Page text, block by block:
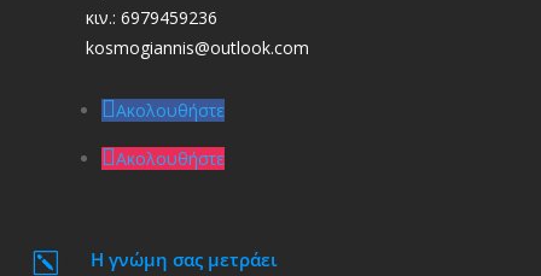
κιν.: 6979459236
kosmogiannis@outlook.com
Ακολουθήστε
Ακολουθήστε
k Η γνώμη σας μετράει